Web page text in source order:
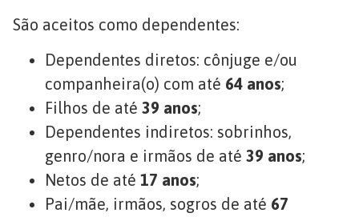
São aceitos como dependentes:
Dependentes diretos: cônjuge e/ou
companheira(o) com até 64 anos;
Filhos de até 39 anos;
Dependentes indiretos: sobrinhos,
genro/nora e irmãos de até 39 anos;
Netos de até 17 anos;
Pai/mãe, irmãos, sogros de até 67